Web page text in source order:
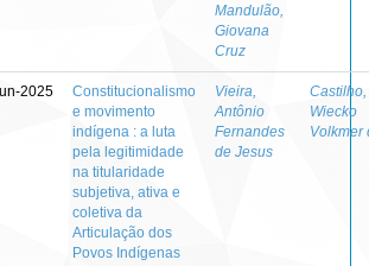
Mandulão,
Giovana
Cruz
2025
Constitucionalismo
e movimento
indígena : a luta
pela legitimidade
na titularidade
subjetiva, ativa e
coletiva da
Articulação dos
Povos Indígenas
Vieira,
Antônio
Fernandes
de Jesus
Wiecko
Volkmer